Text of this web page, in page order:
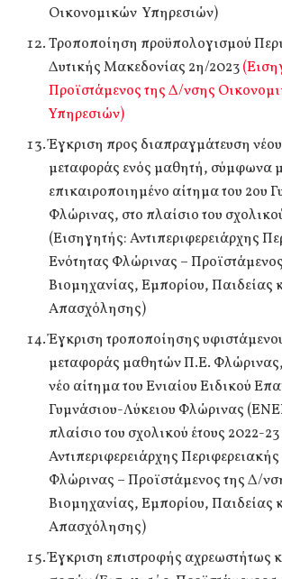
Οικονομικών Υπηρεσιών)
Τροποποίηση προϋπολογισμού
Δυτικής Μακεδονίας 2η/2023
Προϊστάμενος της Δ/νσης
Υπηρεσιών)
Έγκριση προς διαπραγμάτευση
μεταφοράς ενός μαθητή, σύμφωνα
επικαιροποιημένο αίτημα του 2ου
Φλώρινας, στο πλαίσιο του
(Εισηγητής: Αντιπεριφερειάρχης
Ενότητας Φλώρινας –
Βιομηχανίας, Εμπορίου, Παιδείας
Απασχόλησης)
Έγκριση τροποποίησης
μεταφοράς μαθητών Π.Ε.
νέο αίτημα του Ενιαίου Ειδικού
Γυμνάσιου-Λύκειου Φλώρινας
πλαίσιο του σχολικού έτους 2022-
Αντιπεριφερειάρχης
Φλώρινας – Προϊστάμενος της Δ/
Βιομηχανίας, Εμπορίου, Παιδείας
Απασχόλησης)
Έγκριση επιστροφής αχρεωστήτως